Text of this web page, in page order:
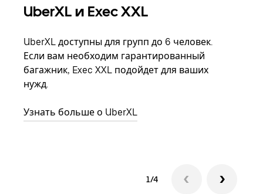
UberXL и Exec XXL
UberXL доступны для групп до 6 человек.
Если вам необходим гарантированный
багажник, Exec XXL подойдет для ваших
нужд.
Узнать больше о UberXL
1/4